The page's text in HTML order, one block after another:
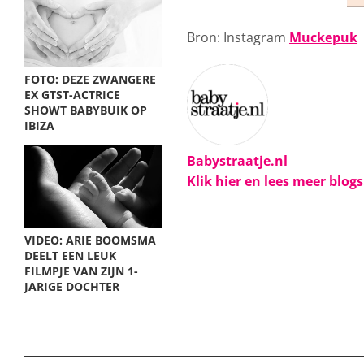
FOTO: DEZE ZWANGERE
EX GTST-ACTRICE
SHOWT BABYBUIK OP
IBIZA
VIDEO: ARIE BOOMSMA
DEELT EEN LEUK
FILMPJE VAN ZIJN 1-
JARIGE DOCHTER
Bron: Instagram Muckepuk
Babystraatje.nl
Klik hier en lees meer